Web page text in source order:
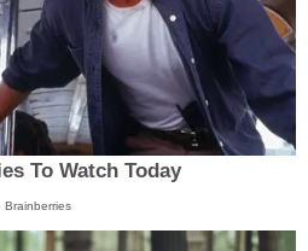
To Watch Today
Brainberries